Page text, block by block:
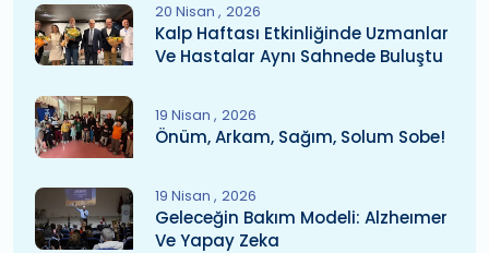
20 Nisan 2026
Kalp Haftası Etkinliğinde Uzmanlar
Ve Hastalar Aynı Sahnede Buluştu
19 Nisan 2026
Önüm, Arkam, Sağım, Solum Sobe!
19 Nisan 2026
Geleceğin Bakım Modeli: Alzheımer
Ve Yapay Zeka